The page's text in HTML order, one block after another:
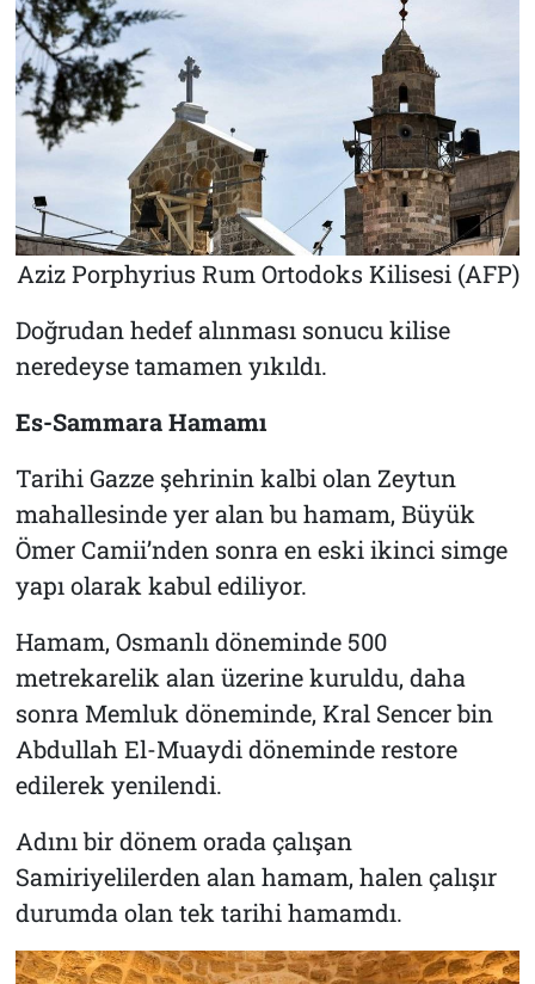
Aziz Porphyrius Rum Ortodoks Kilisesi (AFP)
Doğrudan hedef alınması sonucu kilise
neredeyse tamamen yıkıldı.
Es-Sammara Hamamı
Tarihi Gazze şehrinin kalbi olan Zeytun
mahallesinde yer alan bu hamam, Büyük
Ömer Camii’nden sonra en eski ikinci simge
yapı olarak kabul ediliyor.
Hamam, Osmanlı döneminde 500
metrekarelik alan üzerine kuruldu, daha
sonra Memluk döneminde, Kral Sencer bin
Abdullah El-Muaydi döneminde restore
edilerek yenilendi.
Adını bir dönem orada çalışan
Samiriyelilerden alan hamam, halen çalışır
durumda olan tek tarihi hamamdı.